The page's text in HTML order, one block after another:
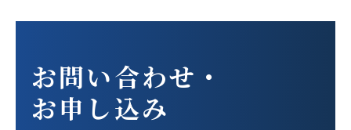
お問い合わせ ・
お申し込み